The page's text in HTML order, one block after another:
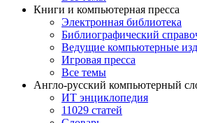
Книги и компьютерная пресса
Электронная библиотека
Библиографический
Ведущие компьютерные
Игровая пресса
Все темы
Англо-русский компьютерный
ИТ энциклопедия
11029 статей